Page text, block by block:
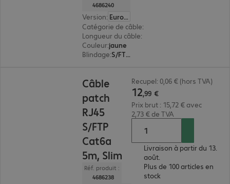
4686240
Version:
Europe
Catégorie de câble:
Longueur du câble:
Couleur:jaune
Blindage: S/FTP (PIMF)
Câble
patch
RJ45
S/FTP
Cat6a
5m, Slim
Réf. produit :
4686238
Recupel: 0,06 € (hors TVA)
12,99 €
Prix brut : 15,72 € avec
2,73 € de TVA
Livraison à partir du 13.
août.
Plus de 100 articles en
stock